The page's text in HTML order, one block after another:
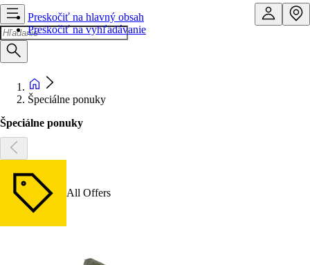
Preskočiť na hlavný obsah
Preskočiť na vyhľadávanie
Špeciálne ponuky
Špeciálne ponuky
All Offers